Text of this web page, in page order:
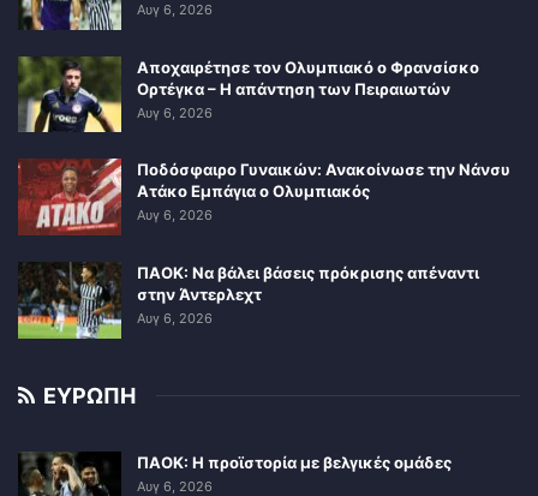
Αυγ 6, 2026
Αποχαιρέτησε τον Ολυμπιακό ο Φρανσίσκο
Ορτέγκα – Η απάντηση των Πειραιωτών
Αυγ 6, 2026
Ποδόσφαιρο Γυναικών: Ανακοίνωσε την Νάνσυ
Ατάκο Εμπάγια ο Ολυμπιακός
Αυγ 6, 2026
ΠΑΟΚ: Να βάλει βάσεις πρόκρισης απέναντι
στην Άντερλεχτ
Αυγ 6, 2026
ΕΥΡΩΠΗ
ΠΑΟΚ: Η προϊστορία με βελγικές ομάδες
Αυγ 6, 2026